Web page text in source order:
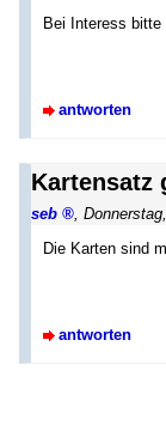
Bei Interess
antworten
Kartensatz
seb ,
Die Karten sind
antworten